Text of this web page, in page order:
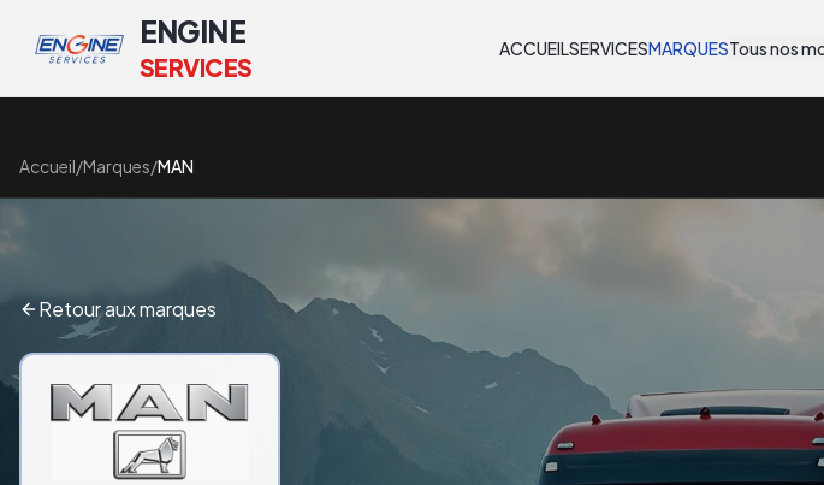
ENGINE
SERVICES
ACCUEILSERVICESMARQUESTous nos
Accueil/Marques/MAN
Retour aux marques